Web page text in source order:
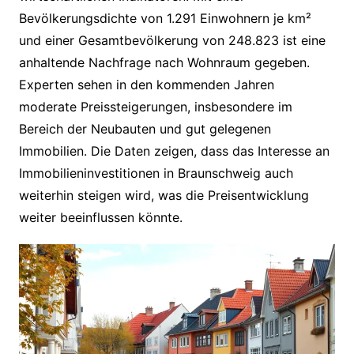
Bevölkerungsdichte von 1.291 Einwohnern je km²
und einer Gesamtbevölkerung von 248.823 ist eine
anhaltende Nachfrage nach Wohnraum gegeben.
Experten sehen in den kommenden Jahren
moderate Preissteigerungen, insbesondere im
Bereich der Neubauten und gut gelegenen
Immobilien. Die Daten zeigen, dass das Interesse an
Immobilieninvestitionen in Braunschweig auch
weiterhin steigen wird, was die Preisentwicklung
weiter beeinflussen könnte.